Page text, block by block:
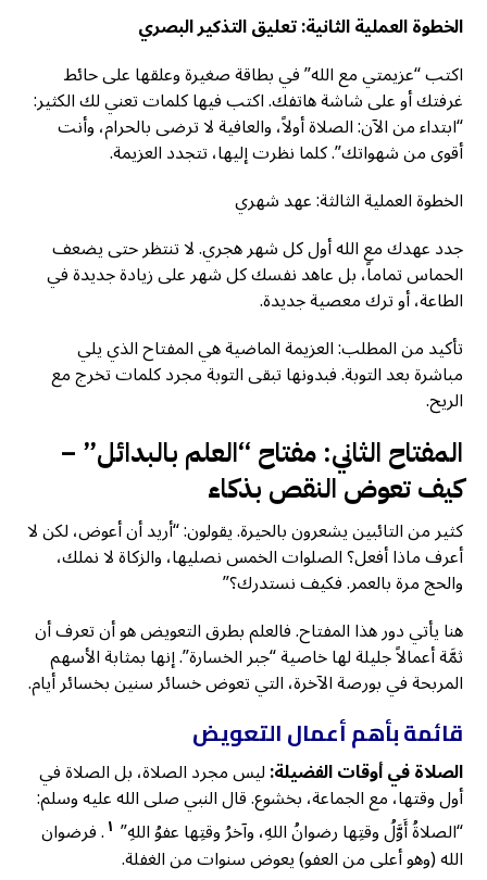
الخطوة العملية الثانية: تعليق التذكير البصري
اكتب “عزيمتي مع الله” في بطاقة صغيرة وعلقها على حائط
غرفتك أو على شاشة هاتفك. اكتب فيها كلمات تعني لك الكثير:
“ابتداء من الآن: الصلاة أولاً، والعافية لا ترضى بالحرام، وأنت
أقوى من شهواتك”. كلما نظرت إليها، تتجدد العزيمة.
الخطوة العملية الثالثة: عهد شهري
جدد عهدك مع الله أول كل شهر هجري. لا تنتظر حتى يضعف
الحماس تماماً، بل عاهد نفسك كل شهر على زيادة جديدة في
الطاعة، أو ترك معصية جديدة.
تأكيد من المطلب: العزيمة الماضية هي المفتاح الذي يلي
مباشرة بعد التوبة. فبدونها تبقى التوبة مجرد كلمات تخرج مع
الريح.
المفتاح الثاني: مفتاح “العلم بالبدائل” –
كيف تعوض النقص بذكاء
كثير من التائبين يشعرون بالحيرة. يقولون: “أريد أن أعوض، لكن لا
أعرف ماذا أفعل؟ الصلوات الخمس نصليها، والزكاة لا نملك،
والحج مرة بالعمر. فكيف نستدرك؟”
هنا يأتي دور هذا المفتاح. فالعلم بطرق التعويض هو أن تعرف أن
ثمَّة أعمالاً جليلة لها خاصية “جبر الخسارة”. إنها بمثابة الأسهم
المربحة في بورصة الآخرة، التي تعوض خسائر سنين بخسائر أيام.
قائمة بأهم أعمال التعويض
الصلاة في أوقات الفضيلة:ليس مجرد الصلاة، بل الصلاة في
أول وقتها، مع الجماعة، بخشوع. قال النبي صلى الله عليه وسلم:
“الصلاةُ أَوَّلُ وقتِها رضوانُ اللهِ، وآخرُ وقتِها عفوُ اللهِ” ١. فرضوان
الله (وهو أعلى من العفو) يعوض سنوات من الغفلة.